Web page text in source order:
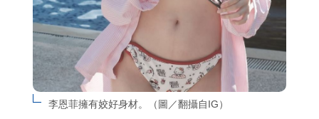
李恩菲擁有姣好身材。（圖／翻攝自IG）